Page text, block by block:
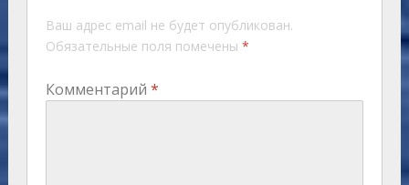
Ваш адрес email не будет опубликован.
Обязательные поля помечены *
Комментарий *